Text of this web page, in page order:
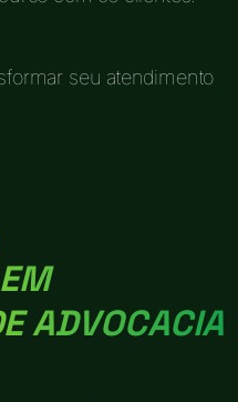
seu atendimento
ADVOCACIA